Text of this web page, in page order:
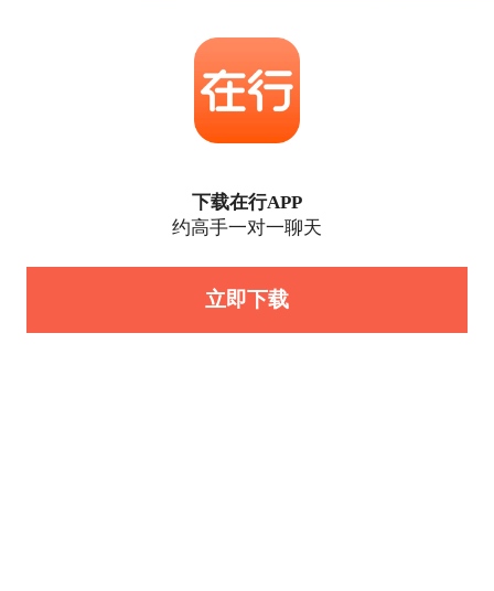
下载在行APP
约高手一对一聊天
立即下载